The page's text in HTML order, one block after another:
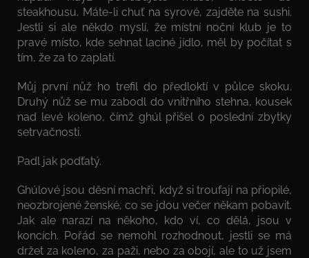
steakhousu. Máte-li chuť na syrové, zajděte na sushi.
Jestli si ale někdo myslí, že místní noční klub je to
pravé místo, kde sehnat laciné jídlo, měl by počítat s
tím, že za to zaplatí.
Můj první nůž ho trefil do předloktí v půlce skoku.
Druhý nůž se mu zabodl do vnitřního stehna, kousek
nad levé koleno, čímž ghúl přišel o poslední zbytky
setrvačnosti.
Padl jak podťatý.
Ghúlové jsou děsní machři, když si troufají na přiopilé,
neozbrojené ženské, co se jdou večer někam pobavit.
Jak ale narazí na někoho, kdo ví, co dělá, jsou v
koncích. Pořád se nemohl rozhodnout, jestli se má
držet za koleno, za paži, nebo za obojí, ale to už jsem